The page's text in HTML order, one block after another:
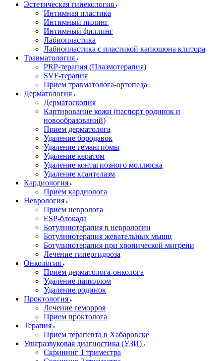
Эстетическая гинекология
Интимная пластика
Интимный пилинг
Интимный филлинг
Лабиопластика
Лабиопластика с пластикой капюшона клитора
Травматология
PRP-терапия (Плазмотерапия)
SVF-терапия
Прием травматолога-ортопеда
Дерматология
Дерматоскопия
Картирование кожи (паспорт родинок и
новообразований)
Прием дерматолога
Удаление бородавок
Удаление гемангиомы
Удаление кератом
Удаление контагиозного моллюска
Удаление ксантелазм
Кардиология
Прием кардиолога
Неврология
Прием невролога
ESP-блокада
Ботулинотерапия в неврологии
Ботулинотерапия жевательных мышц
Ботулинотерапия при хронической мигрени
Лечение гипергидроза
Онкология
Прием дерматолога-онколога
Удаление папиллом
Удаление родинок
Проктология
Лечение геморроя
Прием проктолога
Терапия
Прием терапевта в Хабаровске
Ультразвуковая диагностика (УЗИ)
Скрининг 1 триместра